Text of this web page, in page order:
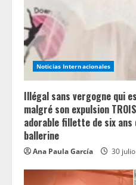
g
Noticias Internacionales
Illégal sans vergogne qui
malgré son expulsion
adorable fillette de six
ballerine
Ana Paula García 30